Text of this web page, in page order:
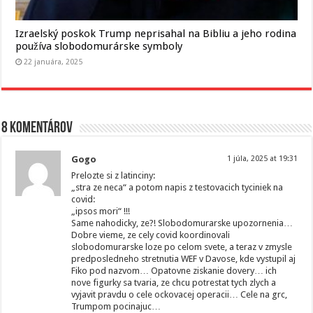
Izraelský poskok Trump neprisahal na Bibliu a jeho rodina
používa slobodomurárske symboly
22 januára, 2025
8 komentárov
Gogo 1 júla, 2025 at 19:31
Prelozte si z latinciny:
„stra ze neca“ a potom napis z testovacich tyciniek na
covid:
„ipsos mori“ !!!
Same nahodicky, ze?! Slobodomurarske upozornenia…
Dobre vieme, ze cely covid koordinovali
slobodomurarske loze po celom svete, a teraz v zmysle
predposledneho stretnutia WEF v Davose, kde vystupil aj
Fiko pod nazvom… Opatovne ziskanie dovery… ich
nove figurky sa tvaria, ze chcu potrestat tych zlych a
vyjavit pravdu o cele ockovacej operacii… Cele na grc,
Trumpom pocinajuc…